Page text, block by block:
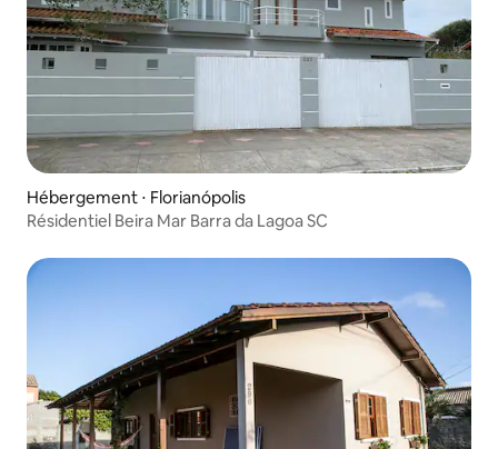
Hébergement ⋅ Florianópolis
Résidentiel Beira Mar Barra da Lagoa SC